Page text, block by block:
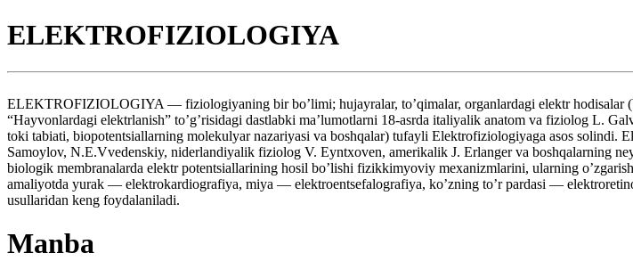
ELEKTROFIZIOLOGIYA
ELEKTROFIZIOLOGIYA — fiziologiyaning bir bo’limi; hujayralar, to’qimalar, organlardagi elektr hodisalar
“Hayvonlardagi elektrlanish” to’g’risidagi dastlabki ma’lumotlarni 18-asrda italiyalik anatom va fiziolog L.
toki tabiati, biopotentsiallarning molekulyar nazariyasi va boshqalar) tufayli Elektrofiziologiyaga asos
Samoylov, N.E.Vvedenskiy, niderlandiyalik fiziolog V. Eyntxoven, amerikalik J. Erlanger va boshqalarning
biologik membranalarda elektr potentsiallarining hosil bo’lishi fizikkimyoviy mexanizmlarini, ularning
amaliyotda yurak — elektrokardiografiya, miya — elektroentsefalografiya, ko’zning to’r pardasi —
usullaridan keng foydalaniladi.
Manba